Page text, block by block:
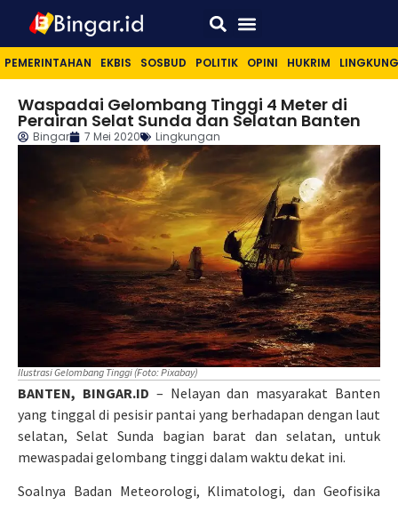
PEMERINTAHAN EKBIS SOSBUD POLITIK OPINI HUKRIM
Waspadai Gelombang Tinggi 4 Meter di
Perairan Selat Sunda dan Selatan Banten
Bingar 7 Mei 2020 Lingkungan
Ilustrasi Gelombang Tinggi (Foto: Pixabay)
BANTEN, BINGAR.ID – Nelayan dan masyarakat Banten
yang tinggal di pesisir pantai yang berhadapan dengan laut
selatan, Selat Sunda bagian barat dan selatan, untuk
mewaspadai gelombang tinggi dalam waktu dekat ini.
Soalnya Badan Meteorologi, Klimatologi, dan Geofisika